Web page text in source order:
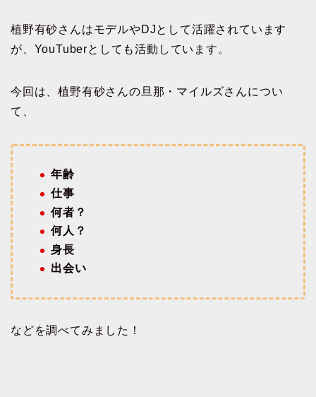
植野有砂さんはモデルやDJとして活躍されています
が、YouTuberとしても活動しています。
今回は、植野有砂さんの旦那・マイルズさんについ
て、
年齢
仕事
何者？
何人？
身長
出会い
などを調べてみました！